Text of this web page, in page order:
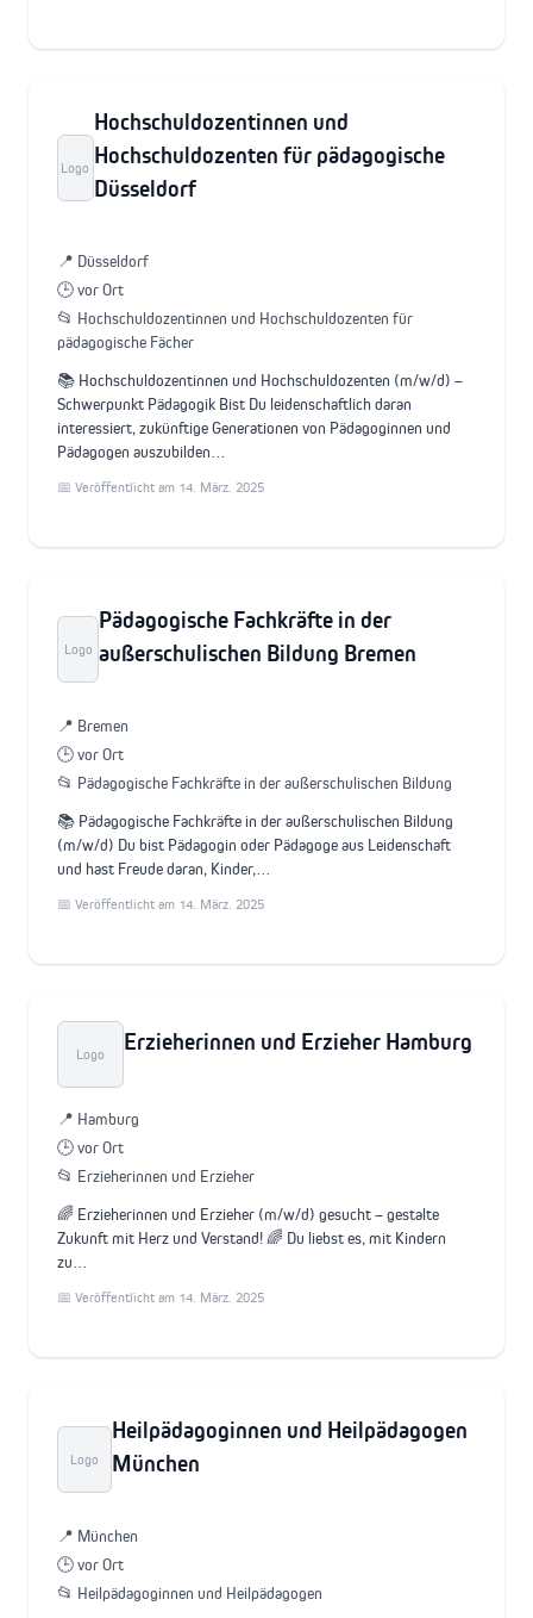
Logo
Hochschuldozentinnen und
Hochschuldozenten für pädagogische
Düsseldorf
📍 Düsseldorf
🕒 vor Ort
📂 Hochschuldozentinnen und Hochschuldozenten für
pädagogische Fächer
📚 Hochschuldozentinnen und Hochschuldozenten (m/w/d) –
Schwerpunkt Pädagogik Bist Du leidenschaftlich daran
interessiert, zukünftige Generationen von Pädagoginnen und
Pädagogen auszubilden…
📅 Veröffentlicht am 14. März. 2025
Logo
Pädagogische Fachkräfte in der
außerschulischen Bildung Bremen
📍 Bremen
🕒 vor Ort
📂 Pädagogische Fachkräfte in der außerschulischen Bildung
📚 Pädagogische Fachkräfte in der außerschulischen Bildung
(m/w/d) Du bist Pädagogin oder Pädagoge aus Leidenschaft
und hast Freude daran, Kinder,…
📅 Veröffentlicht am 14. März. 2025
Logo Erzieherinnen und Erzieher Hamburg
📍 Hamburg
🕒 vor Ort
📂 Erzieherinnen und Erzieher
🌈 Erzieherinnen und Erzieher (m/w/d) gesucht – gestalte
Zukunft mit Herz und Verstand! 🌈 Du liebst es, mit Kindern
zu…
📅 Veröffentlicht am 14. März. 2025
Logo
Heilpädagoginnen und Heilpädagogen
München
📍 München
🕒 vor Ort
📂 Heilpädagoginnen und Heilpädagogen